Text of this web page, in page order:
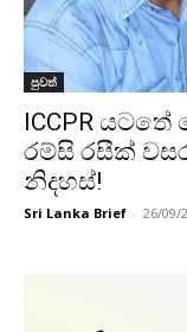
පුවත්
ICCPR
රම්සි රසීක්
නිදහස්!
Sri Lanka Brief - 26/09/